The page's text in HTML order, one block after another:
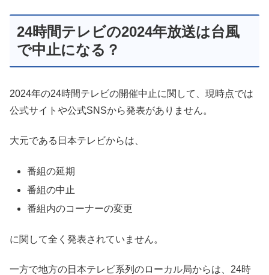
24時間テレビの2024年放送は台風
で中止になる？
2024年の24時間テレビの開催中止に関して、現時点では
公式サイトや公式SNSから発表がありません。
大元である日本テレビからは、
番組の延期
番組の中止
番組内のコーナーの変更
に関して全く発表されていません。
一方で地方の日本テレビ系列のローカル局からは、24時